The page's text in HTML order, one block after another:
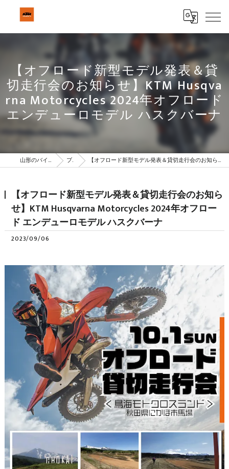
【オフロード新型モデル発表＆貸
切走行会のお知らせ】KTM Husqva
rna Motorcycles 2024年オフロード
エンデューロモデル ハスクバーナ
山形のバイクはBeSTAR株式会社 ブログ 【オフロード新型モデル発表＆貸切走行会のお知らせ】KTM Husqvarna Motorcycles 2024年オフロード エンデューロモデル ハスクバーナ
【オフロード新型モデル発表＆貸切走行会のお知ら
せ】KTM Husqvarna Motorcycles 2024年オフロー
ド エンデューロモデル ハスクバーナ
2023/09/06